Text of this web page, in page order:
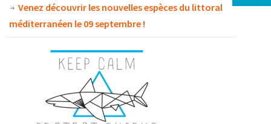
Venez découvrir les nouvelles espèces du littoral
méditerranéen le 09 septembre !